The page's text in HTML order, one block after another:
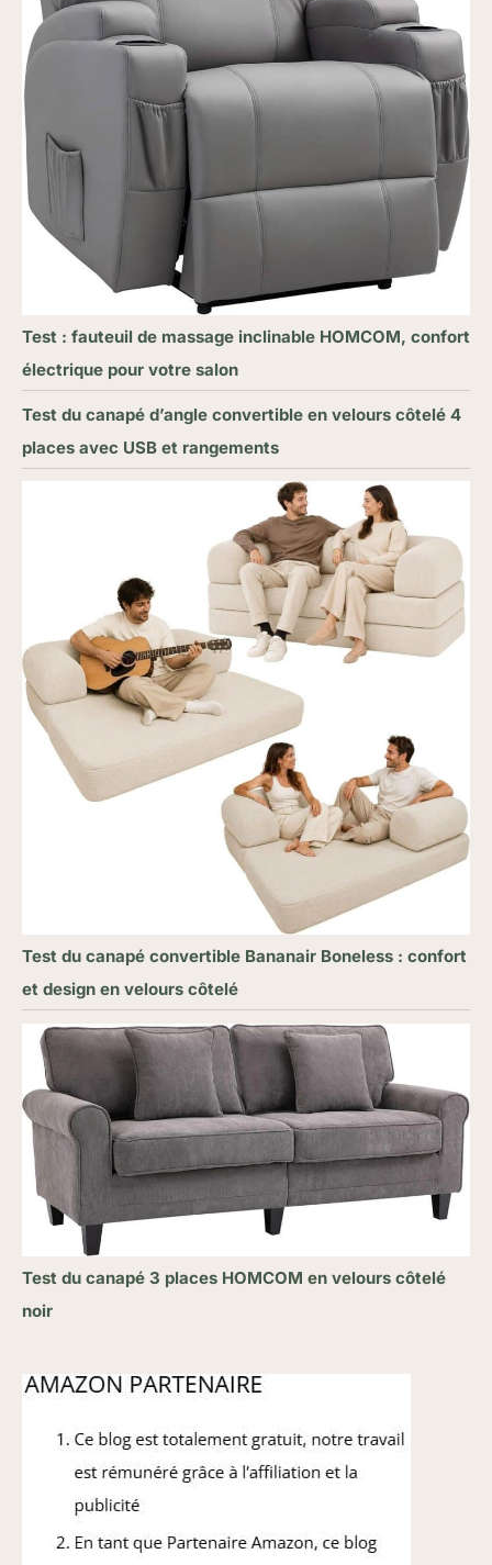
Test : fauteuil de massage inclinable HOMCOM, confort
électrique pour votre salon
Test du canapé d’angle convertible en velours côtelé 4
places avec USB et rangements
Test du canapé convertible Bananair Boneless : confort
et design en velours côtelé
Test du canapé 3 places HOMCOM en velours côtelé
noir